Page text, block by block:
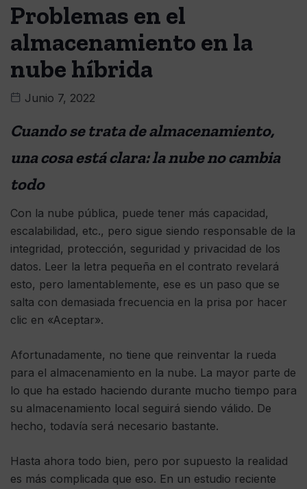
Problemas en el
almacenamiento en la
nube híbrida
Junio 7, 2022
Cuando se trata de almacenamiento,
una cosa está clara: la nube no cambia
todo
Con la nube pública, puede tener más capacidad,
escalabilidad, etc., pero sigue siendo responsable de la
integridad, protección, seguridad y privacidad de los
datos. Leer la letra pequeña en el contrato revelará
esto, pero lamentablemente, ese es un paso que se
salta con demasiada frecuencia en la prisa por hacer
clic en «Aceptar».
Afortunadamente, no tiene que reinventar la rueda
para el almacenamiento en la nube. La mayor parte de
lo que ha estado haciendo durante mucho tiempo para
su almacenamiento local seguirá siendo válido. De
hecho, todavía será necesario bastante.
Hasta ahora todo bien, pero por supuesto la realidad
es más complicada que eso. En un estudio reciente